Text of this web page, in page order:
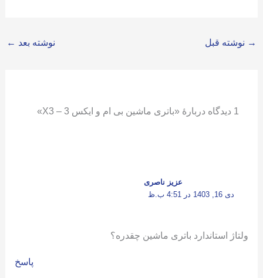
→ نوشته قبل نوشته بعد ←
1 دیدگاه دربارهٔ «باتری ماشین بی ام و ایکس 3 – X3»
عزیز ناصری
دی 16, 1403 در 4:51 ب.ظ
ولتاژ استاندارد باتری ماشین چقدره؟
پاسخ